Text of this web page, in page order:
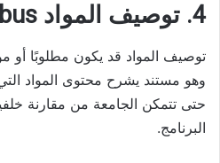
4. توصيف المواد Course Syllabus
توصيف المواد قد يكون مطلوبًا
وهو مستند يشرح محتوى المواد
حتى تتمكن الجامعة من مقارنة
البرنامج.